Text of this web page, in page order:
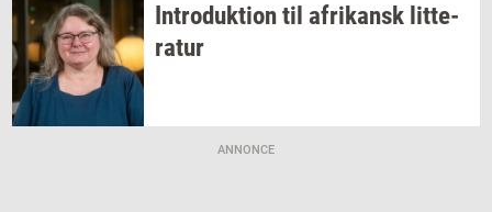
In­tro­duk­tiontil afri­kansk lit­te­
ra­tur
ANNONCE